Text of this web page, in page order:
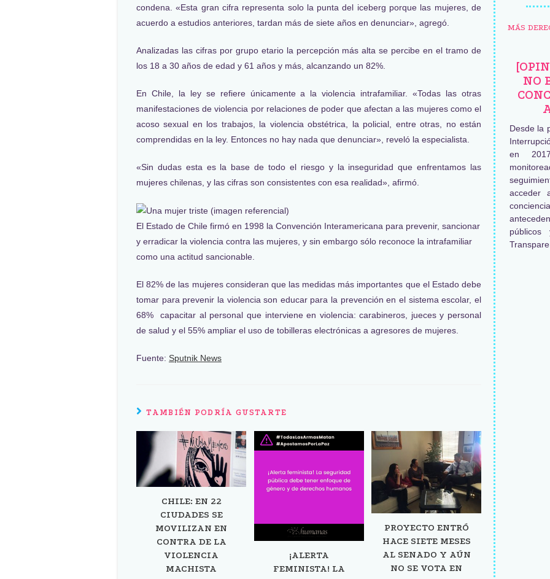
condena. «Esta gran cifra representa solo la punta del iceberg porque las mujeres, de
acuerdo a estudios anteriores, tardan más de siete años en denunciar», agregó.
Analizadas las cifras por grupo etario la percepción más alta se percibe en el tramo de
los 18 a 30 años de edad y 61 años y más, alcanzando un 82%.
En Chile, la ley se refiere únicamente a la violencia intrafamiliar. «Todas las otras
manifestaciones de violencia por relaciones de poder que afectan a las mujeres como el
acoso sexual en los trabajos, la violencia obstétrica, la policial, entre otras, no están
comprendidas en la ley. Entonces no hay nada que denunciar», reveló la especialista.
«Sin dudas esta es la base de todo el riesgo y la inseguridad que enfrentamos las
mujeres chilenas, y las cifras son consistentes con esa realidad», afirmó.
El Estado de Chile firmó en 1998 la Convención Interamericana para prevenir, sancionar
y erradicar la violencia contra las mujeres, y sin embargo sólo reconoce la intrafamiliar
como una actitud sancionable.
El 82% de las mujeres consideran que las medidas más importantes que el Estado debe
tomar para prevenir la violencia son educar para la prevención en el sistema escolar, el
68% capacitar al personal que interviene en violencia: carabineros, jueces y personal
de salud y el 55% ampliar el uso de tobilleras electrónicas a agresores de mujeres.
Fuente: Sputnik News
TAMBIÉN PODRÍA GUSTARTE
CHILE: EN 22
CIUDADES SE
MOVILIZAN EN
CONTRA DE LA
VIOLENCIA
MACHISTA
¡ALERTA
FEMINISTA! LA
PROYECTO ENTRÓ
HACE SIETE MESES
AL SENADO Y AÚN
NO SE VOTA EN
MÁS
NO
Desde la
en
acceder